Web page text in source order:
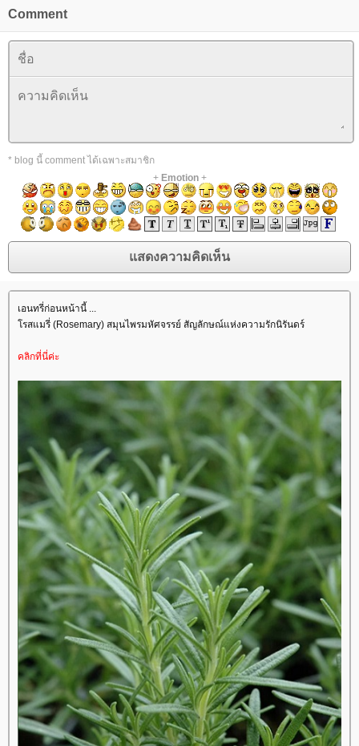
Comment
* blog นี้ comment ได้เฉพาะสมาชิก
+ Emotion+
เอนทรี่ก่อนหน้านี้ ...
รสแมรี่ (Rosemary) สมุนไพรมหัศจรรย์ สัญลักษณ์แห่งความรักนิรันดร์
คลิกที่นี่ค่ะ